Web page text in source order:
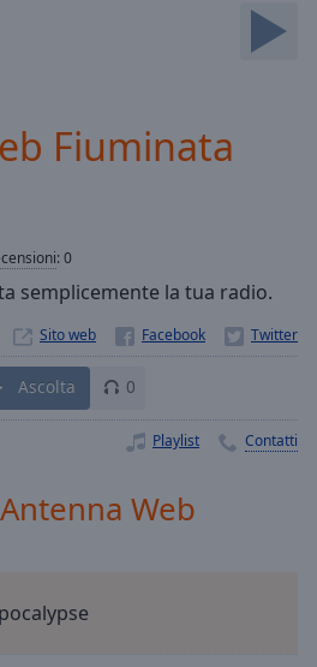
Fiuminata
:0
semplicemente la tua radio.
Sito web
Ascolta 0
Playlist Contatti
Web